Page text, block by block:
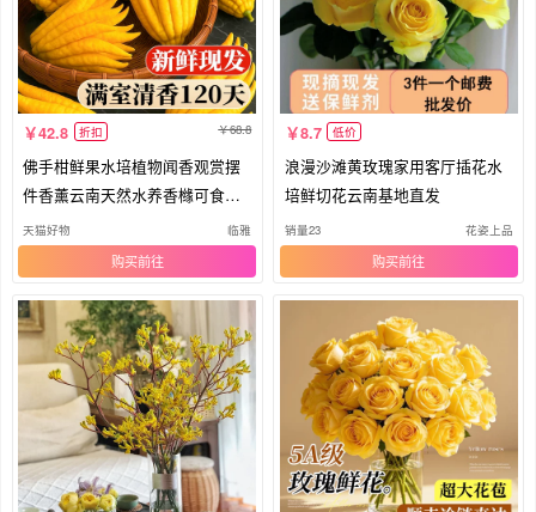
42.8 折扣 68.8
佛手柑鲜果水培植物闻香观赏摆
件香薰云南天然水养香橼可食用
插花
天猫好物 临雅
购买
8.7 低价
浪漫沙滩黄玫瑰家用客厅插花水
培鲜切花云南基地直发
销量23 花姿上品
购买